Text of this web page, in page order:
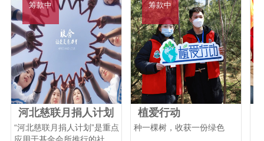
爱心网友 捐赠 【代理爸妈助养计划】 100.00元
冰** 捐赠 【梦想口袋】 5.00元
筹款中
河北慈联月捐人计划
“河北慈联月捐人计划”是重点
筹款中
植爱行动
种一棵树，收获一份绿色